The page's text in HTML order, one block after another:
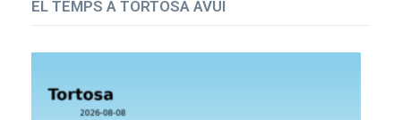
EL TEMPS A TORTOSA AVUI